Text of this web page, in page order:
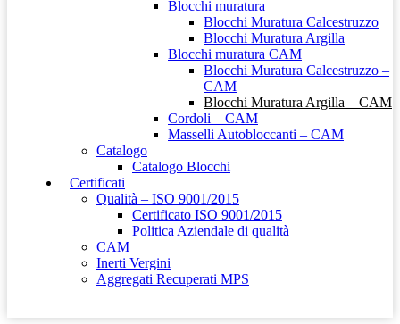
Blocchi muratura
Blocchi Muratura Calcestruzzo
Blocchi Muratura Argilla
Blocchi muratura CAM
Blocchi Muratura Calcestruzzo –
CAM
Blocchi Muratura Argilla – CAM
Cordoli – CAM
Masselli Autobloccanti – CAM
Catalogo
Catalogo Blocchi
Certificati
Qualità – ISO 9001/2015
Certificato ISO 9001/2015
Politica Aziendale di qualità
CAM
Inerti Vergini
Aggregati Recuperati MPS